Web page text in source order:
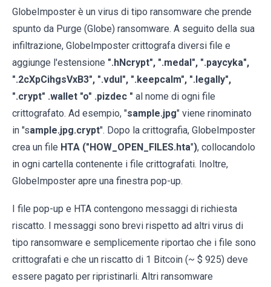
GlobeImposter è un virus di tipo ransomware che prende
spunto da Purge (Globe) ransomware. A seguito della sua
infiltrazione, GlobeImposter crittografa diversi file e
aggiunge l'estensione ".hNcrypt", ".medal", ".paycyka",
".2cXpCihgsVxB3", ".vdul", ".keepcalm", ".legally",
".crypt" .wallet "o" .pizdec " al nome di ogni file
crittografato. Ad esempio, "sample.jpg" viene rinominato
in "sample.jpg.crypt". Dopo la crittografia, GlobeImposter
crea un file HTA ("HOW_OPEN_FILES.hta"), collocandolo
in ogni cartella contenente i file crittografati. Inoltre,
GlobeImposter apre una finestra pop-up.
I file pop-up e HTA contengono messaggi di richiesta
riscatto. I messaggi sono brevi rispetto ad altri virus di
tipo ransomware e semplicemente riportao che i file sono
crittografati e che un riscatto di 1 Bitcoin (~ $ 925) deve
essere pagato per ripristinarli. Altri ransomware